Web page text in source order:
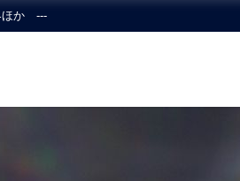
ほか ---